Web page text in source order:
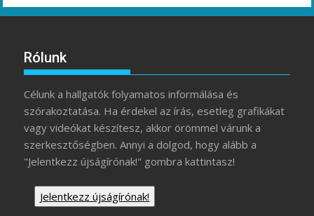
Rólunk
Célunk a hallgatók folyamatos informálása és
szórakoztatása. Ha érdekel az írás, esetleg grafikákat
vagy videókat készítesz, akkor örömmel várunk a
szerkesztőségben. Annyi a dolgod, hogy alább a
"Jelentkezz újságírónak!" gombra kattintasz!
Jelentkezz újságírónak!